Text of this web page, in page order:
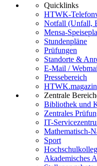
Quicklinks
HTWK-
Notfall (Unfall,
Mensa-
Stundenpläne
Prüfungen
Standorte &
E-Mail /
Pressebereich
HTWK.magazin
Zentrale
Bibliothek und
Zentrales
IT-
Mathematisch-
Sport
Hochschulkolleg
Akademisches